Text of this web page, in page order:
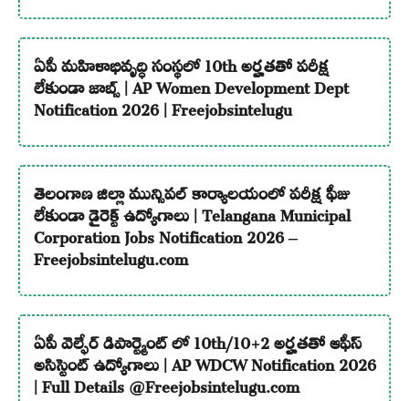
ఏపీ మహిళాభివృద్ధి సంస్థలో 10th అర్హతతో పరీక్ష
లేకుండా జాబ్స్ | AP Women Development Dept
Notification 2026 | Freejobsintelugu
తెలంగాణ జిల్లా మున్సిపల్ కార్యాలయంలో పరీక్ష ఫీజు
లేకుండా డైరెక్ట్ ఉద్యోగాలు | Telangana Municipal
Corporation Jobs Notification 2026 –
Freejobsintelugu.com
ఏపీ వెల్ఫేర్ డిపార్ట్మెంట్ లో 10th/10+2 అర్హతతో ఆఫీస్
అసిస్టెంట్ ఉద్యోగాలు | AP WDCW Notification 2026
| Full Details @Freejobsintelugu.com